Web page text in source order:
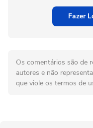
Fazer
Os comentários são de
autores e não
que viole os termos de